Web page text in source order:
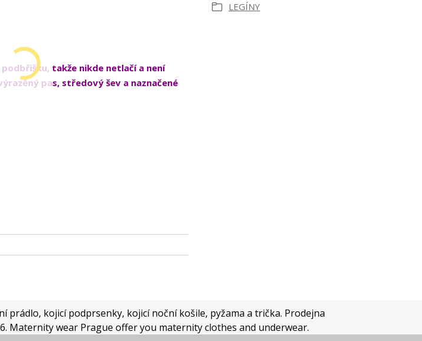
takže nikde netlačí a není
pas, středový šev a naznačené
LEGÍNY
kojicí podprsenky, kojicí noční košile, pyžama a trička. Prodejna
Maternity wear Prague offer you maternity clothes and underwear.